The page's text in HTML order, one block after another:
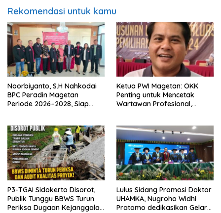
Rekomendasi untuk kamu
Noorbiyanto, S.H Nahkodai
BPC Peradin Magetan
Periode 2026–2028, Siap
Ketua PWI Magetan: OKK
Penting untuk Mencetak
Wartawan Profesional,
P3-TGAI Sidokerto Disorot,
Publik Tunggu BBWS Turun
Periksa Dugaan Kejanggalan
Lulus Sidang Promosi Doktor
UHAMKA, Nugroho Widhi
Pratomo dedikasikan Gelar